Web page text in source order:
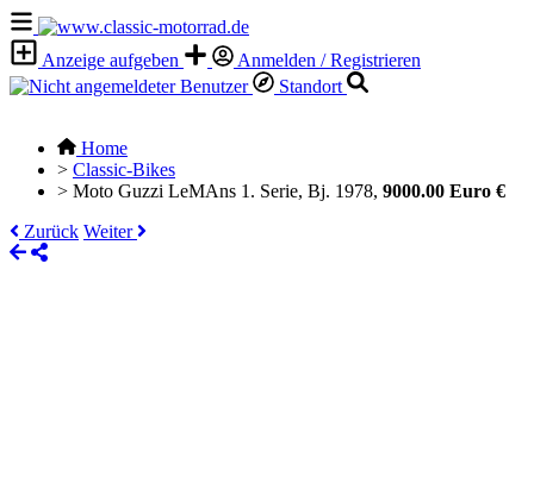
Anzeige aufgeben
Anmelden / Registrieren
Standort
Home
> Classic-Bikes
> Moto Guzzi LeMAns 1. Serie, Bj. 1978, 9000.00 Euro €
Zurück Weiter